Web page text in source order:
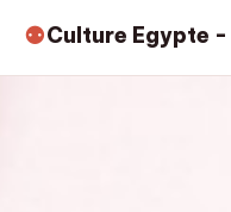
⚉Culture Egypte -